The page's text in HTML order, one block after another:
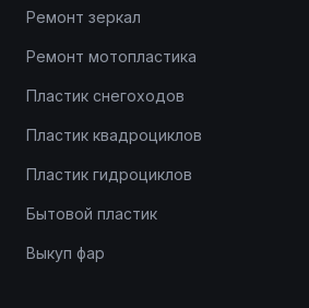
Ремонт зеркал
Ремонт мотопластика
Пластик снегоходов
Пластик квадроциклов
Пластик гидроциклов
Бытовой пластик
Выкуп фар